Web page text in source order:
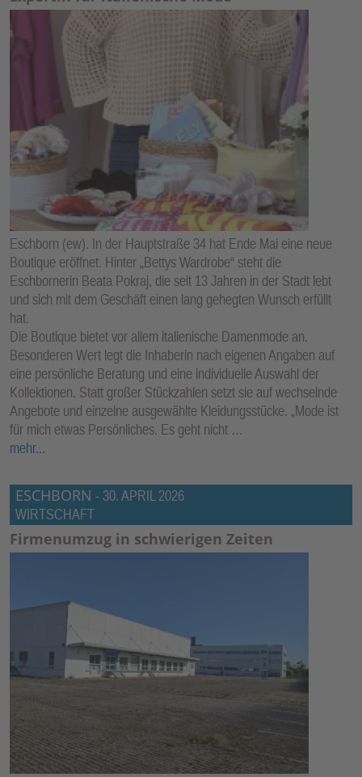
Eschborn (ew). In der Hauptstraße 34 hat Ende Mai eine neue
Boutique eröffnet. Hinter „Bettys Wardrobe“ steht die
Eschbornerin Beata Pokraj, die seit 13 Jahren in der Stadt lebt
und sich mit dem Geschäft einen lang gehegten Wunsch erfüllt
hat.
Die Boutique bietet vor allem italienische Damenmode an.
Besonderen Wert legt die Inhaberin nach eigenen Angaben auf
eine persönliche Beratung und eine individuelle Auswahl der
Kollektionen. Statt großer Stückzahlen setzt sie auf wechselnde
Angebote und einzelne ausgewählte Kleidungsstücke. „Mode ist
für mich etwas Persönliches. Es geht nicht …
mehr...
ESCHBORN - 30. APRIL 2026
WIRTSCHAFT
Firmenumzug in schwierigen Zeiten